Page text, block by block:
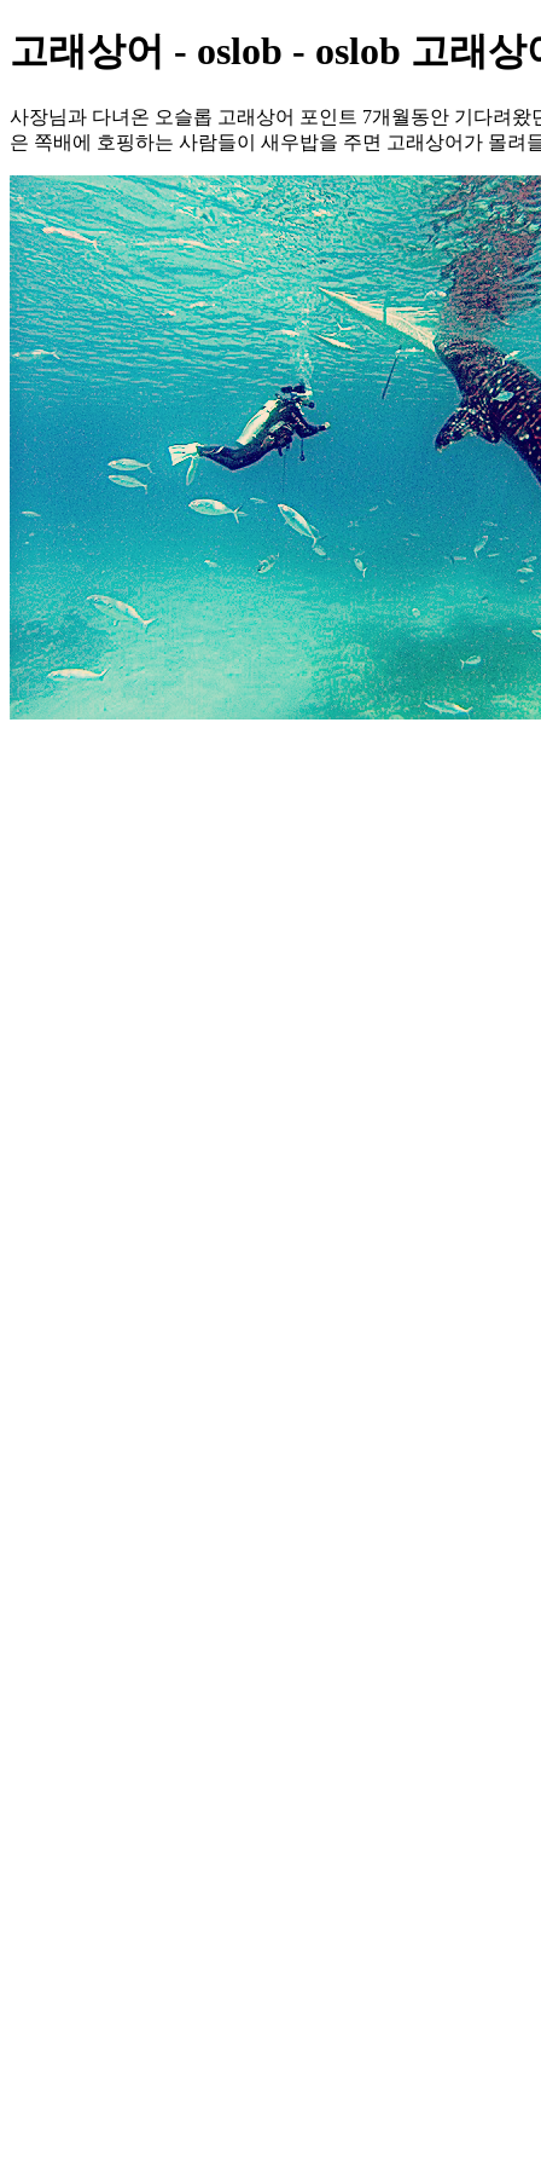
고래상어 - oslob - oslob 고래상
사장님과 다녀온 오슬롭 고래상어 포인트 7개월동안 기다려
은 쪽배에 호핑하는 사람들이 새우밥을 주면 고래상어가 몰려